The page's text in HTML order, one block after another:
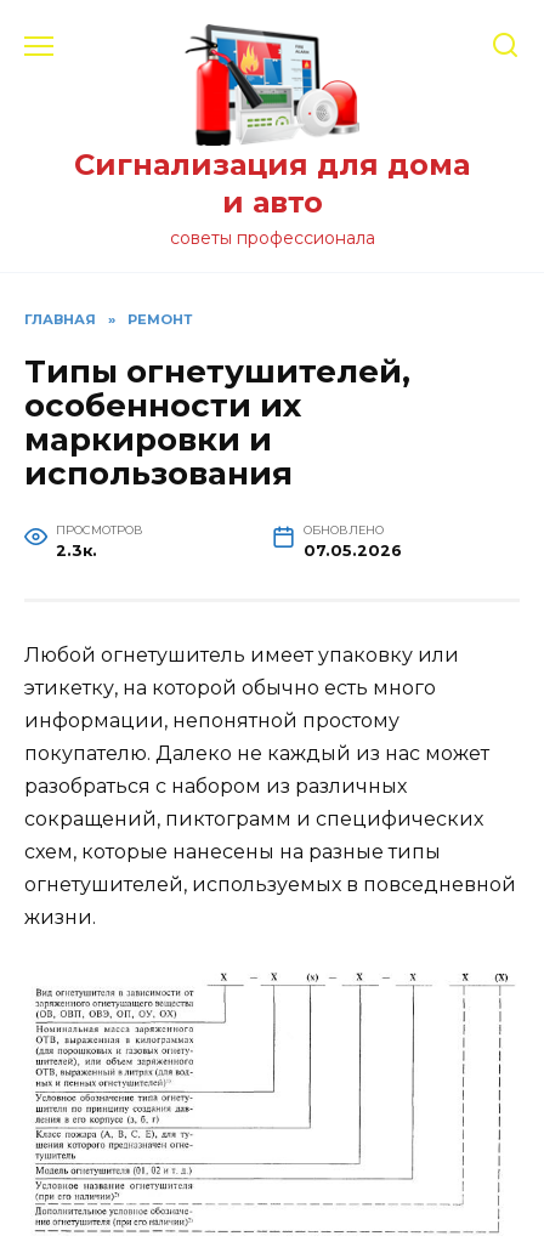
Сигнализация для дома
и авто
советы профессионала
ГЛАВНАЯ » РЕМОНТ
Типы огнетушителей,
особенности их
маркировки и
использования
ПРОСМОТРОВ
2.3к.
ОБНОВЛЕНО
07.05.2026
Любой огнетушитель имеет упаковку или
этикетку, на которой обычно есть много
информации, непонятной простому
покупателю. Далеко не каждый из нас может
разобраться с набором из различных
сокращений, пиктограмм и специфических
схем, которые нанесены на разные типы
огнетушителей, используемых в повседневной
жизни.